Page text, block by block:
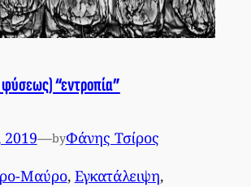
“εντροπία”
2019—byΦάνης Τσίρος
Μαύρο, Εγκατάλειψη,